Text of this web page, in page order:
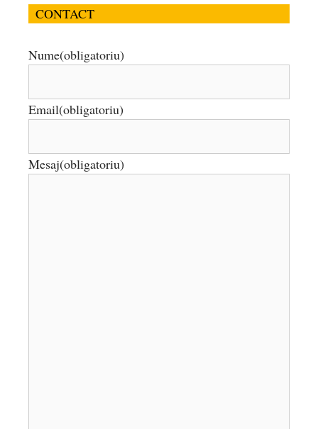
CONTACT
Nume(obligatoriu)
Email(obligatoriu)
Mesaj(obligatoriu)